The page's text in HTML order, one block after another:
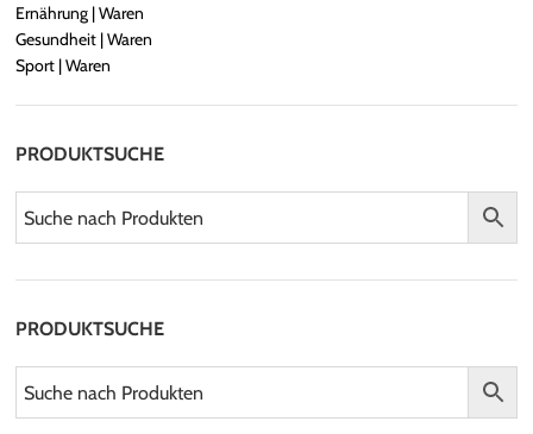
Ernährung | Waren
Gesundheit | Waren
Sport | Waren
PRODUKTSUCHE
PRODUKTSUCHE